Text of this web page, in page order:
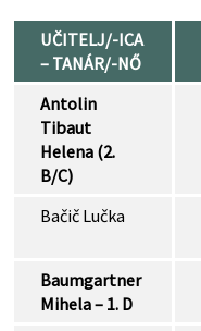
UČITELJ/-ICA
– TANÁR/-NŐ
Antolin
Tibaut
Helena (2.
B/C)
Bačič Lučka
Baumgartner
Mihela – 1. D